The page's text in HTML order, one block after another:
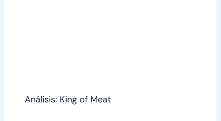
Análisis: King of Meat